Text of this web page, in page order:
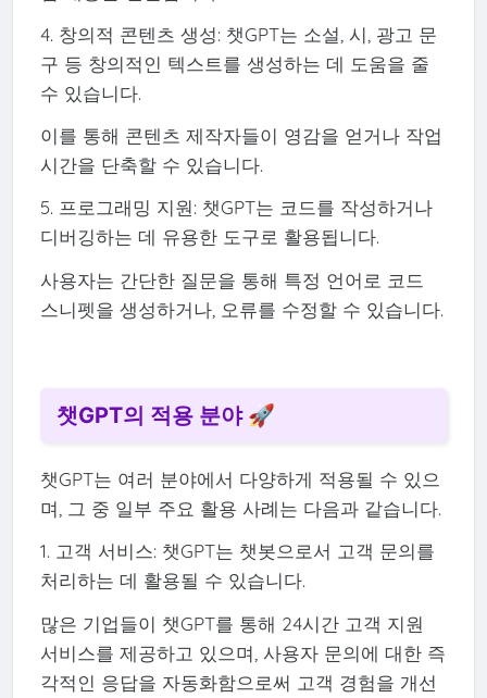
4. 창의적 콘텐츠 생성: 챗GPT는 소설, 시, 광고 문
구 등 창의적인 텍스트를 생성하는 데 도움을 줄
수 있습니다.
이를 통해 콘텐츠 제작자들이 영감을 얻거나 작업
시간을 단축할 수 있습니다.
5. 프로그래밍 지원: 챗GPT는 코드를 작성하거나
디버깅하는 데 유용한 도구로 활용됩니다.
사용자는 간단한 질문을 통해 특정 언어로 코드
스니펫을 생성하거나, 오류를 수정할 수 있습니다.
챗GPT의 적용 분야 🚀
챗GPT는 여러 분야에서 다양하게 적용될 수 있으
며, 그 중 일부 주요 활용 사례는 다음과 같습니다.
1. 고객 서비스: 챗GPT는 챗봇으로서 고객 문의를
처리하는 데 활용될 수 있습니다.
많은 기업들이 챗GPT를 통해 24시간 고객 지원
서비스를 제공하고 있으며, 사용자 문의에 대한 즉
각적인 응답을 자동화함으로써 고객 경험을 개선